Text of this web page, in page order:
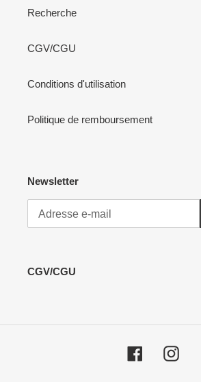
Recherche
CGV/CGU
Conditions d'utilisation
Politique de remboursement
Newsletter
CGV/CGU
Facebook